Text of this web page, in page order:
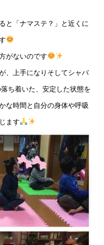
と「ナマステ？」と近くに
がないのです
、上手になりそしてシャバ
ち着いた、安定した状態を
な時間と自分の身体や呼吸
ます